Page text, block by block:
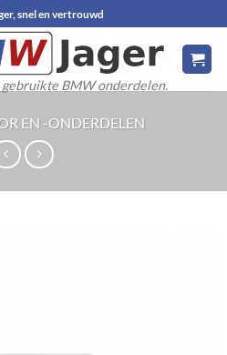
snel en vertrouwd
gebruikte BMW onderdelen.
EN -ONDERDELEN